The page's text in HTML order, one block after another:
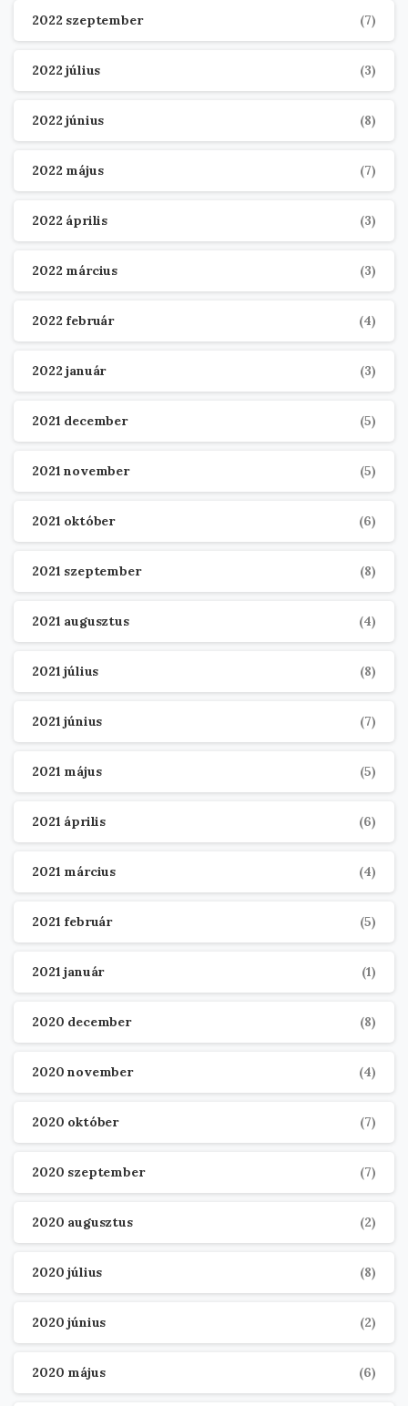
2022 szeptember (7)
2022 július (3)
2022 június (8)
2022 május (7)
2022 április (3)
2022 március (3)
2022 február (4)
2022 január (3)
2021 december (5)
2021 november (5)
2021 október (6)
2021 szeptember (8)
2021 augusztus (4)
2021 július (8)
2021 június (7)
2021 május (5)
2021 április (6)
2021 március (4)
2021 február (5)
2021 január (1)
2020 december (8)
2020 november (4)
2020 október (7)
2020 szeptember (7)
2020 augusztus (2)
2020 július (8)
2020 június (2)
2020 május (6)